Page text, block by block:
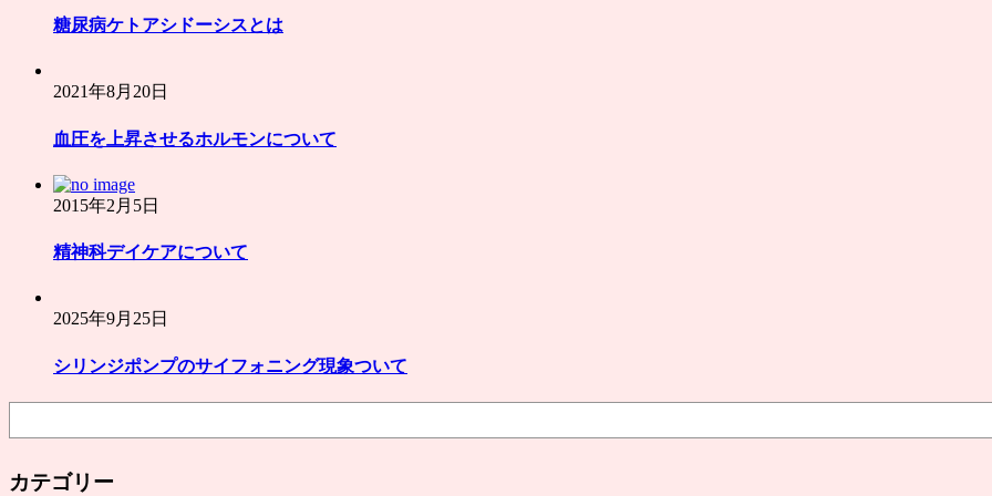
糖尿病ケトアシドーシスとは
2021年8月20日
血圧を上昇させるホルモンについて
2015年2月5日
精神科デイケアについて
2025年9月25日
シリンジポンプのサイフォニング現象ついて
索
カテゴリー